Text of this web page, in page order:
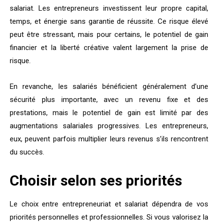
salariat. Les entrepreneurs investissent leur propre capital,
temps, et énergie sans garantie de réussite. Ce risque élevé
peut être stressant, mais pour certains, le potentiel de gain
financier et la liberté créative valent largement la prise de
risque.
En revanche, les salariés bénéficient généralement d’une
sécurité plus importante, avec un revenu fixe et des
prestations, mais le potentiel de gain est limité par des
augmentations salariales progressives. Les entrepreneurs,
eux, peuvent parfois multiplier leurs revenus s’ils rencontrent
du succès.
Choisir selon ses priorités
Le choix entre entrepreneuriat et salariat dépendra de vos
priorités personnelles et professionnelles. Si vous valorisez la